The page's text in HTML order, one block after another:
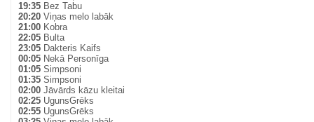
19:35 Bez Tabu
20:20 Viņas melo labāk
21:00 Kobra
22:05 Bulta
23:05 Dakteris Kaifs
00:05 Nekā Personīga
01:05 Simpsoni
01:35 Simpsoni
02:00 Jāvārds kāzu kleitai
02:25 UgunsGrēks
02:55 UgunsGrēks